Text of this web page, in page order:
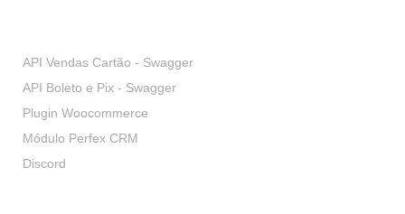
API Vendas Cartão - Swagger
API Boleto e Pix - Swagger
Plugin Woocommerce
Módulo Perfex CRM
Discord